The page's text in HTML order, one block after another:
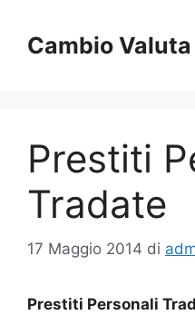
contenuto
Cambio Valuta
Prestiti
Tradate
17 Maggio 2014 di
Prestiti Personali